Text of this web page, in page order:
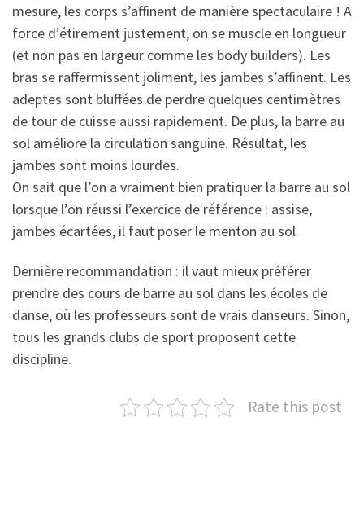
mesure, les corps s’affinent de manière spectaculaire ! A
force d’étirement justement, on se muscle en longueur
(et non pas en largeur comme les body builders). Les
bras se raffermissent joliment, les jambes s’affinent. Les
adeptes sont bluffées de perdre quelques centimètres
de tour de cuisse aussi rapidement. De plus, la barre au
sol améliore la circulation sanguine. Résultat, les
jambes sont moins lourdes.
On sait que l’on a vraiment bien pratiquer la barre au sol
lorsque l’on réussi l’exercice de référence : assise,
jambes écartées, il faut poser le menton au sol.
Dernière recommandation : il vaut mieux préférer
prendre des cours de barre au sol dans les écoles de
danse, où les professeurs sont de vrais danseurs. Sinon,
tous les grands clubs de sport proposent cette
discipline.
Rate this post